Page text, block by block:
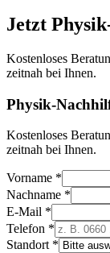
Jetzt Physik
Kostenloses
zeitnah bei Ihnen.
Physik-
Kostenloses
zeitnah bei Ihnen.
Vorname *
Nachname *
E-Mail *
Telefon *
Standort *